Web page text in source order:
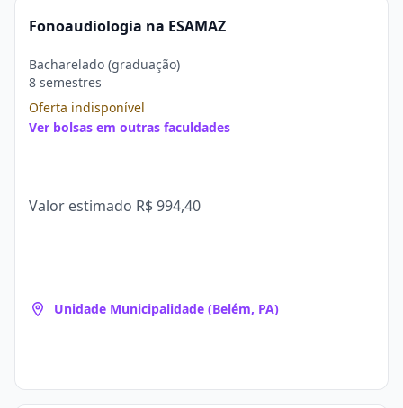
Fonoaudiologia na ESAMAZ
Bacharelado (graduação)
8 semestres
Oferta indisponível
Ver bolsas em outras faculdades
Valor estimado R$ 994,40
Unidade Municipalidade (Belém, PA)